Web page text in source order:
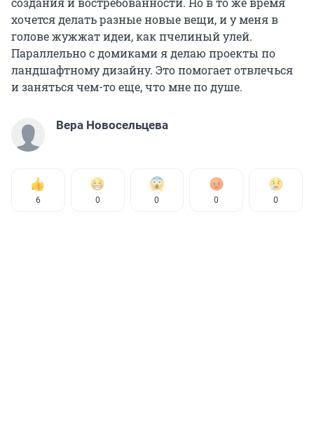
хочется делать разные новые вещи, и у меня в
голове жужжат идеи, как пчелиный улей.
Параллельно с домиками я делаю проекты по
ландшафтному дизайну. Это помогает отвлечься
и заняться чем-то еще, что мне по душе.
Вера Новосельцева
6 0 0 0 0